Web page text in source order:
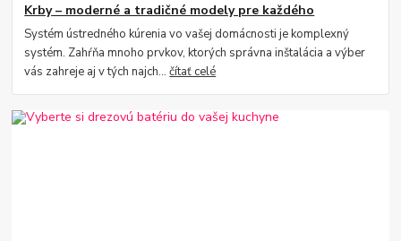
Krby – moderné a tradičné modely pre každého
Systém ústredného kúrenia vo vašej domácnosti je komplexný
systém. Zahŕňa mnoho prvkov, ktorých správna inštalácia a výber
vás zahreje aj v tých najch...čítať celé